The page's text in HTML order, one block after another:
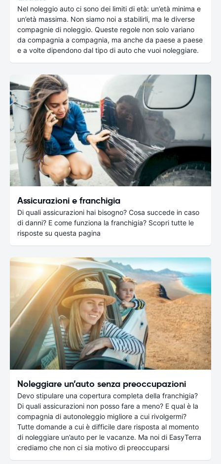
Nel noleggio auto ci sono dei limiti di età: un’età minima e
un’età massima. Non siamo noi a stabilirli, ma le diverse
compagnie di noleggio. Queste regole non solo variano
da compagnia a compagnia, ma anche da paese a paese
e a volte dipendono dal tipo di auto che vuoi noleggiare.
Assicurazioni e franchigia
Di quali assicurazioni hai bisogno? Cosa succede in caso
di danni? E come funziona la franchigia? Scopri tutte le
risposte su questa pagina
Noleggiare un’auto senza preoccupazioni
Devo stipulare una copertura completa della franchigia?
Di quali assicurazioni non posso fare a meno? E qual è la
compagnia di autonoleggio migliore a cui rivolgermi?
Tutte domande a cui è difficile dare risposta al momento
di noleggiare un’auto per le vacanze. Ma noi di EasyTerra
crediamo che non ci sia motivo di preoccuparsi